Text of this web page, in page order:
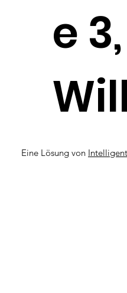
Eine Lösung von
e